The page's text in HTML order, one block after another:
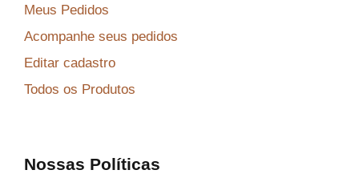
Meus Pedidos
Acompanhe seus pedidos
Editar cadastro
Todos os Produtos
Nossas Políticas